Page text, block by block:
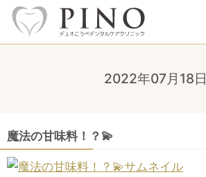
2022年07月18日
魔法の甘味料！？💫